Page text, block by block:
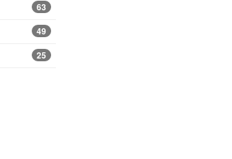
63
49
25